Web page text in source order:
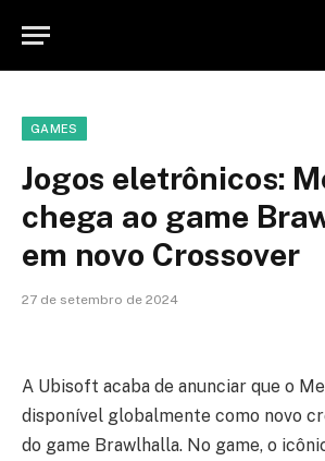
GAMES
Jogos eletrônicos:
chega ao game
em novo Crossover
27 de setembro de 2024
A Ubisoft acaba de anunciar que o
disponível globalmente como novo
do game Brawlhalla. No game, o